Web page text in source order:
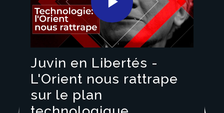
Play
Video
Juvin en Libertés -
L'Orient nous rattrape
sur le plan